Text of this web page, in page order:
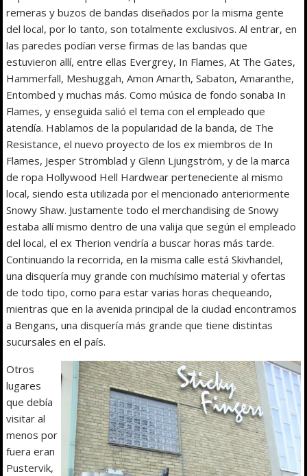
remeras y buzos de bandas diseñados por la misma gente
del local, por lo tanto, son totalmente exclusivos. Al entrar, en
las paredes podían verse firmas de las bandas que
estuvieron allí, entre ellas Evergrey, In Flames, At The Gates,
Hammerfall, Meshuggah, Amon Amarth, Sabaton, Amaranthe,
Entombed y muchas más. Como música de fondo sonaba In
Flames, y enseguida salió el tema con el empleado que
atendía. Hablamos de la popularidad de la banda, de The
Resistance, el nuevo proyecto de los ex miembros de In
Flames, Jesper Strömblad y Glenn Ljungström, y de la marca
de ropa Hollywood Hell Hardwear perteneciente al mismo
local, siendo esta utilizada por el mencionado anteriormente
Snowy Shaw. Justamente todo el merchandising de Snowy
estaba allí mismo dentro de una valija que según el empleado
del local, el ex Therion vendría a buscar horas más tarde.
Continuando la recorrida, en la misma calle está Skivhandel,
una disquería muy grande con muchísimo material y ofertas
de todo tipo, como para estar varias horas chequeando,
mientras que en la avenida principal de la ciudad encontramos
a Bengans, una disquería más grande que tiene distintas
sucursales en el país.
Otros
lugares
que debía
visitar al
menos por
fuera eran
Pustervik,